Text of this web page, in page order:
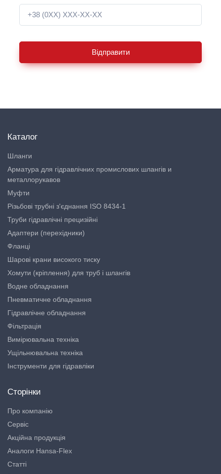
Відправити
Каталог
Шланги
Арматура для гідравлічних промислових шлангів и
металлорукавов
Муфти
Різьбові трубні з'єднання ISO 8434-1
Труби гідравлічні прецизійні
Адаптери (перехідники)
Фланці
Шарові крани високого тиску
Хомути (кріплення) для труб і шлангів
Водне обладнання
Пневматичне обладнання
Гідравлічне обладнання
Фільтрація
Вимірювальна техніка
Ущільнювальна техніка
Інструменти для гідравліки
Сторінки
Про компанію
Сервіс
Акційна продукція
Аналоги Hansa-Flex
Статті